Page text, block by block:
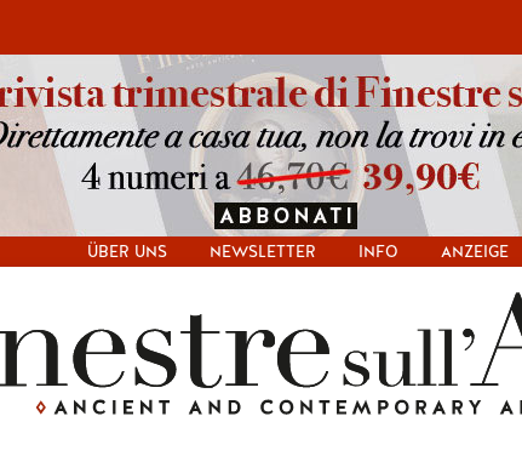
ÜBER UNS NEWSLETTER INFO ANZEIGE